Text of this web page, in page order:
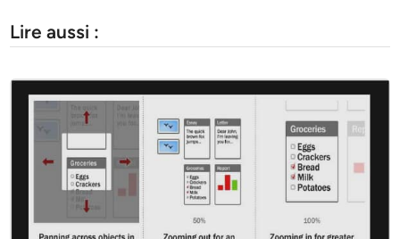
Lire aussi :